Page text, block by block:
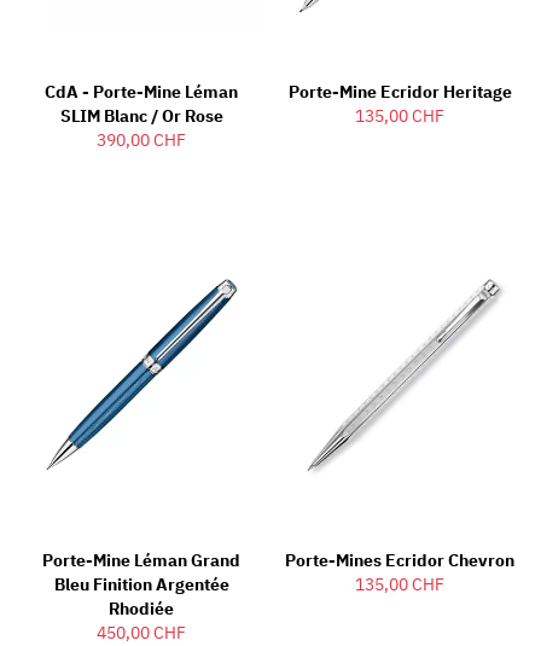
CdA - Porte-Mine Léman
SLIM Blanc / Or Rose
390,00 CHF
Porte-Mine Ecridor Heritage
135,00 CHF
Porte-Mine Léman Grand
Bleu Finition Argentée
Rhodiée
450,00 CHF
Porte-Mines Ecridor Chevron
135,00 CHF